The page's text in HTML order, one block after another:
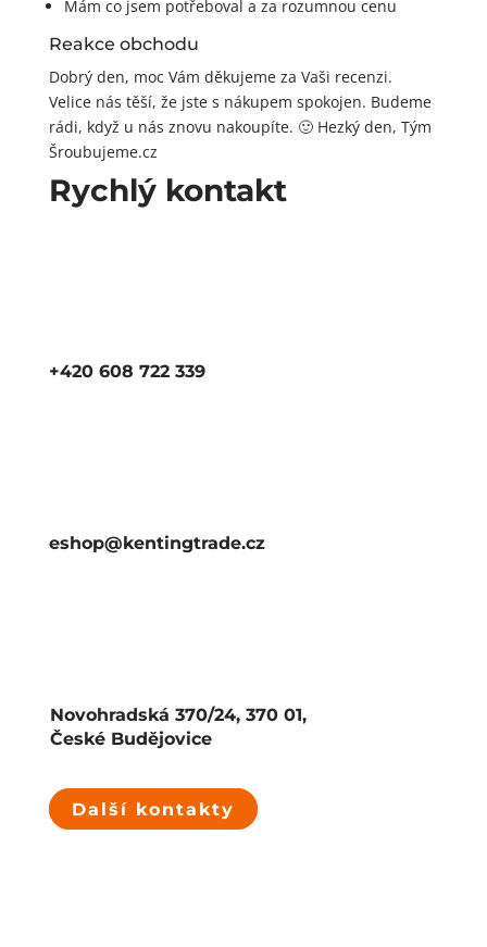
Mám co jsem potřeboval a za rozumnou cenu
Reakce obchodu
Dobrý den, moc Vám děkujeme za Vaši recenzi.
Velice nás těší, že jste s nákupem spokojen. Budeme
rádi, když u nás znovu nakoupíte. 🙂 Hezký den, Tým
Šroubujeme.cz
Rychlý kontakt
+420 608 722 339
eshop@kentingtrade.cz
Novohradská 370/24, 370 01,
České Budějovice
Další kontakty